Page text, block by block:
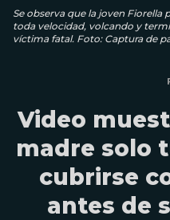
Se observa que la joven
toda velocidad, volcando y
víctima fatal. Foto: Captura de
Video
madre solo
cubrirse
antes de